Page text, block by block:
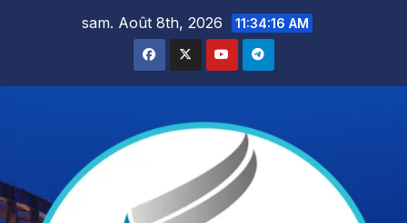
sam. Août 8th, 2026 11:34:17 AM